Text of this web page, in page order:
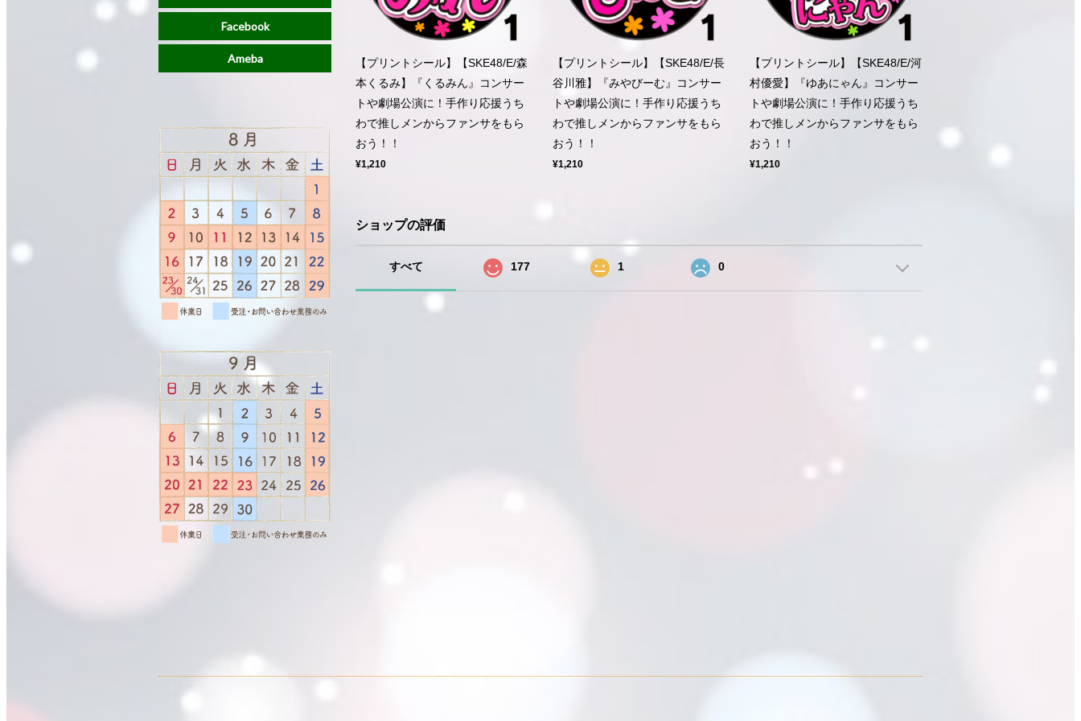
【プリントシール】【SKE48/E/森
本くるみ】『くるみん』コンサー
トや劇場公演に！手作り応援うち
わで推しメンからファンサをもら
おう！！
¥1,210
【プリントシール】【SKE48/E/長
谷川雅】『みやびーむ』コンサー
トや劇場公演に！手作り応援うち
わで推しメンからファンサをもら
おう！！
¥1,210
【プリントシール】【SKE48/E/河
村優愛】『ゆあにゃん』コンサー
トや劇場公演に！手作り応援うち
わで推しメンからファンサをもら
おう！！
¥1,210
ショップの評価
すべて 177 1 0
Facebook
Ameba